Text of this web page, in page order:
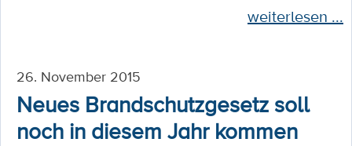
weiterlesen ...
26. November 2015
Neues Brandschutzgesetz soll
noch in diesem Jahr kommen